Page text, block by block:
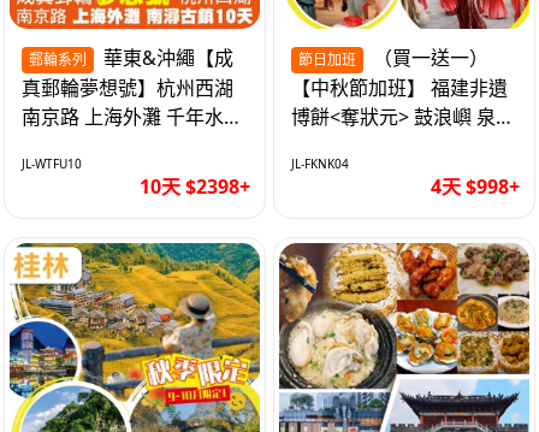
郵輪系列
真郵輪夢想號】杭州西湖
南京路 上海外灘 千年水鄉
自費10天
JL-WTFU10
10天 $2398+
節日加班
【中秋節加班】 福建非遺
博餅<奪狀元> 鼓浪嶼 泉州
車超值4天
JL-FKNK04
4天 $998+